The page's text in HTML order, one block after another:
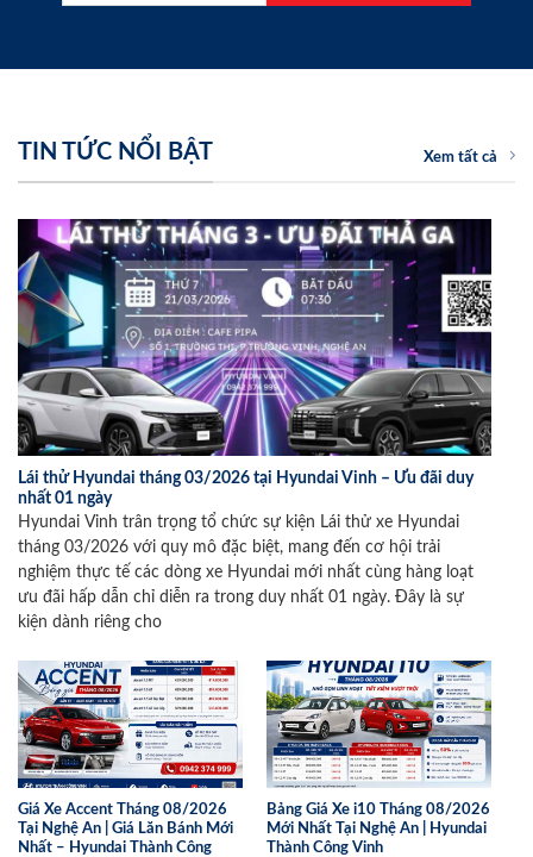
TIN TỨC NỔI BẬT Xem tất cả
Lái thử Hyundai tháng 03/2026 tại Hyundai Vinh – Ưu đãi duy
nhất 01 ngày
Hyundai Vinh trân trọng tổ chức sự kiện Lái thử xe Hyundai
tháng 03/2026 với quy mô đặc biệt, mang đến cơ hội trải
nghiệm thực tế các dòng xe Hyundai mới nhất cùng hàng loạt
ưu đãi hấp dẫn chỉ diễn ra trong duy nhất 01 ngày. Đây là sự
kiện dành riêng cho
Giá Xe Accent Tháng 08/2026
Tại Nghệ An | Giá Lăn Bánh Mới
Nhất – Hyundai Thành Công
Bảng Giá Xe i10 Tháng 08/2026
Mới Nhất Tại Nghệ An | Hyundai
Thành Công Vinh